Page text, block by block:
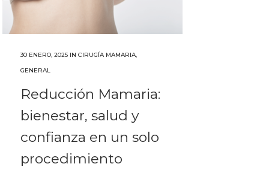
30 ENERO, 2025 INCIRUGÍA MAMARIA,
GENERAL
Reducción Mamaria:
bienestar, salud y
confianza en un solo
procedimiento